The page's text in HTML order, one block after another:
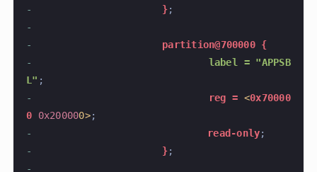
-
			}
;
-
-
			partition@700000 {
-
L" ;
-
				reg =
<0x70000
0 0x200000>;
-
				read-only
;
-
			}
;
-